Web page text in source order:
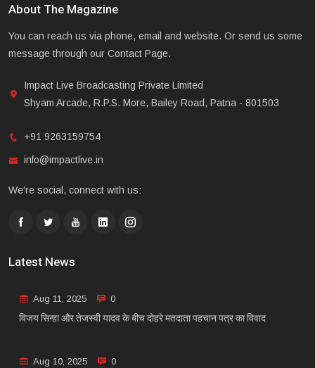
About The Magazine
You can reach us via phone, email and website. Or send us some
message through our Contact Page.
Impact Live Broadcasting Private Limited
Shyam Arcade, R.P.S. More, Bailey Road, Patna - 801503
+91 9263159754
info@impactlive.in
We're social, connect with us:
Latest News
Aug 11, 2025 0
विजय सिन्हा और तेजस्वी यादव के बीच दोहरे मतदाता पहचान पत्र का विवाद
Aug 10, 2025 0